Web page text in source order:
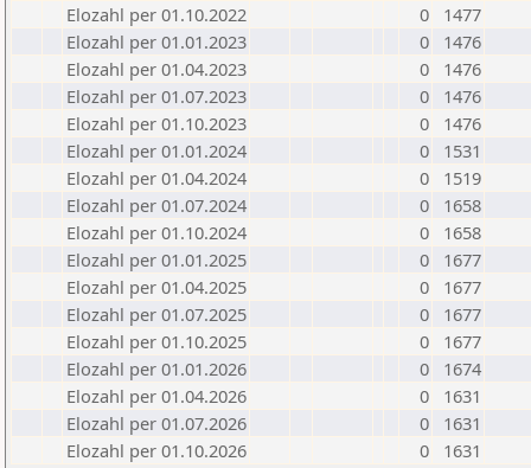
Elozahl per 01.10.2022
0
1477
Elozahl per 01.01.2023
0
1476
Elozahl per 01.04.2023
0
1476
Elozahl per 01.07.2023
0
1476
Elozahl per 01.10.2023
0
1476
Elozahl per 01.01.2024
0
1531
Elozahl per 01.04.2024
0
1519
Elozahl per 01.07.2024
0
1658
Elozahl per 01.10.2024
0
1658
Elozahl per 01.01.2025
0
1677
Elozahl per 01.04.2025
0
1677
Elozahl per 01.07.2025
0
1677
Elozahl per 01.10.2025
0
1677
Elozahl per 01.01.2026
0
1674
Elozahl per 01.04.2026
0
1631
Elozahl per 01.07.2026
0
1631
Elozahl per 01.10.2026
0 1631